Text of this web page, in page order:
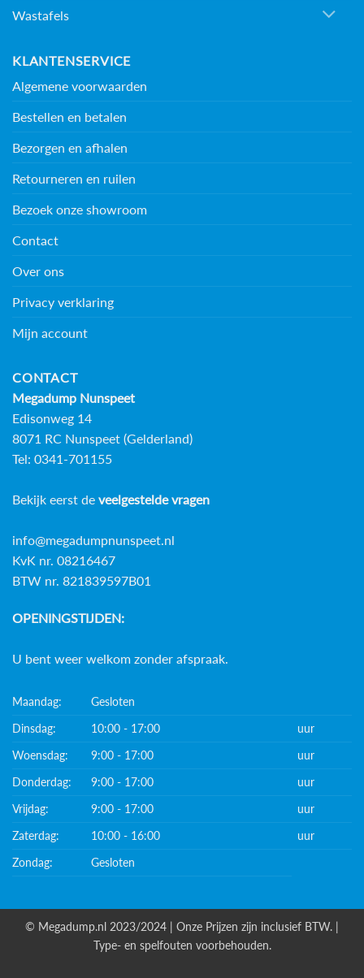
Wastafels
KLANTENSERVICE
Algemene voorwaarden
Bestellen en betalen
Bezorgen en afhalen
Retourneren en ruilen
Bezoek onze showroom
Contact
Over ons
Privacy verklaring
Mijn account
CONTACT
Megadump Nunspeet
Edisonweg 14
8071 RC Nunspeet (Gelderland)
Tel: 0341-701155
Bekijk eerst de veelgestelde vragen
info@megadumpnunspeet.nl
KvK nr. 08216467
BTW nr. 821839597B01
OPENINGSTIJDEN:
U bent weer welkom zonder afspraak.
Maandag:
Gesloten
Dinsdag:
10:00 - 17:00
uur
Woensdag:
9:00 - 17:00
uur
Donderdag:
9:00 - 17:00
uur
Vrijdag:
9:00 - 17:00
uur
Zaterdag:
10:00 - 16:00
uur
Zondag:
Gesloten
© Megadump.nl 2023/2024 | Onze Prijzen zijn inclusief BTW. |
Type- en spelfouten voorbehouden.